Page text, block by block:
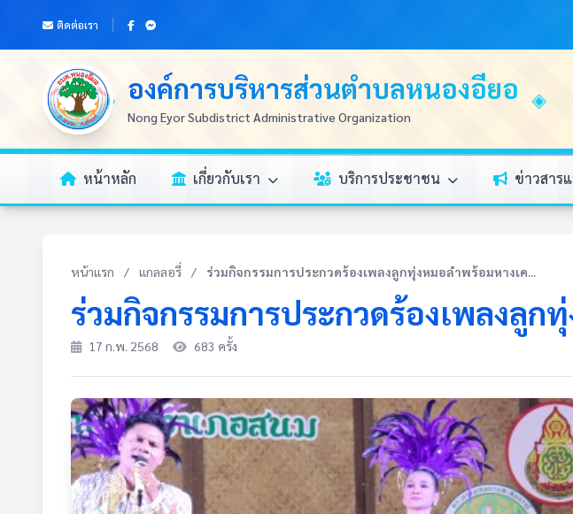
ติดต่อเรา
องค์การบริหารส่วนตำบลหนองอียอ
Nong Eyor Subdistrict Administrative Organization
หน้าหลัก เกี่ยวกับเรา บริการประชาชน ข่าวสาร
หน้าแรก / แกลลอรี่ / ร่วมกิจกรรมการประกวดร้องเพลงลูกทุ่งหมอลำพร้อมหางเค...
ร่วมกิจกรรมการประกวดร้องเพลงลู
17 ก.พ. 2568 683 ครั้ง